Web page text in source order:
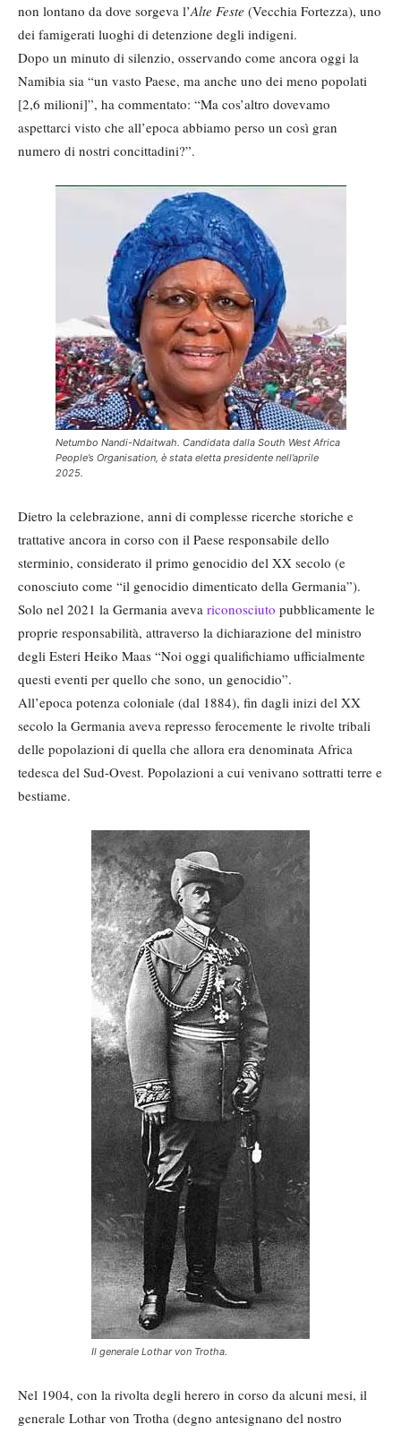
non lontano da dove sorgeva l’Alte Feste (Vecchia Fortezza), uno
dei famigerati luoghi di detenzione degli indigeni.
Dopo un minuto di silenzio, osservando come ancora oggi la
Namibia sia “un vasto Paese, ma anche uno dei meno popolati
[2,6 milioni]”, ha commentato: “Ma cos’altro dovevamo
aspettarci visto che all’epoca abbiamo perso un così gran
numero di nostri concittadini?”.
Netumbo Nandi-Ndaitwah. Candidata dalla South West Africa
People’s Organisation, è stata eletta presidente nell’aprile
2025.
Dietro la celebrazione, anni di complesse ricerche storiche e
trattative ancora in corso con il Paese responsabile dello
sterminio, considerato il primo genocidio del XX secolo (e
conosciuto come “il genocidio dimenticato della Germania”).
Solo nel 2021 la Germania aveva riconosciuto pubblicamente le
proprie responsabilità, attraverso la dichiarazione del ministro
degli Esteri Heiko Maas “Noi oggi qualifichiamo ufficialmente
questi eventi per quello che sono, un genocidio”.
All’epoca potenza coloniale (dal 1884), fin dagli inizi del XX
secolo la Germania aveva represso ferocemente le rivolte tribali
delle popolazioni di quella che allora era denominata Africa
tedesca del Sud-Ovest. Popolazioni a cui venivano sottratti terre e
bestiame.
Il generale Lothar von Trotha.
Nel 1904, con la rivolta degli herero in corso da alcuni mesi, il
generale Lothar von Trotha (degno antesignano del nostro